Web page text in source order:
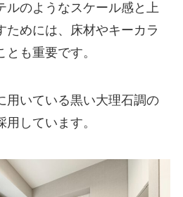
ルのようなスケール感と上
ためには、床材やキーカラ
も重要です。
用いている黒い大理石調の
しています。